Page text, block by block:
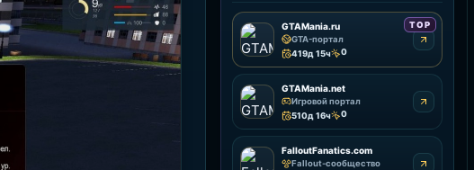
TOP
GTAMania.ru
GTA-портал
419д 15ч
0
GTAMania.net
Игровой портал
510д 16ч
0
FalloutFanatics.com
Fallout-сообщество